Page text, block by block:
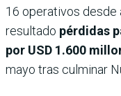
16 operativos desde
resultado pérdidas
por USD 1.600
mayo tras culminar